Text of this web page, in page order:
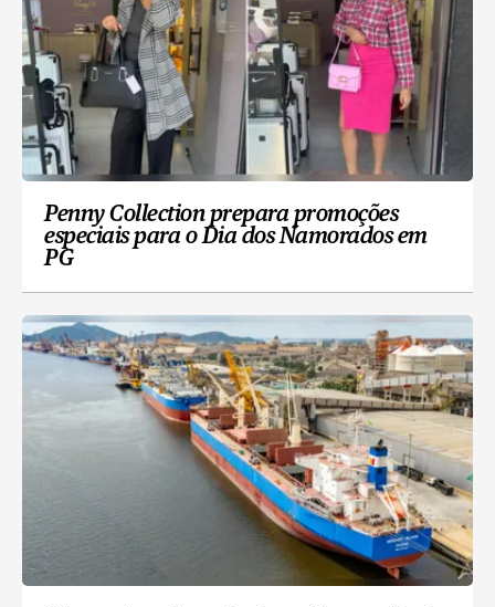
Penny Collection prepara promoções
especiais para o Dia dos Namorados em
PG